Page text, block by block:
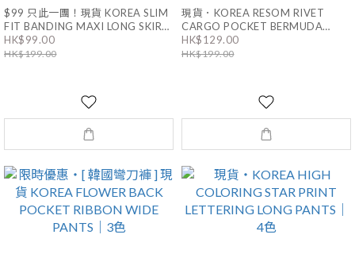
$99 只此一團！現貨 KOREA SLIM
FIT BANDING MAXI LONG SKIRT
｜4色
HK$99.00
HK$199.00
現貨．KOREA RESOM RIVET
CARGO POCKET BERMUDA
PANTS｜3色 男女同款
HK$129.00
HK$199.00